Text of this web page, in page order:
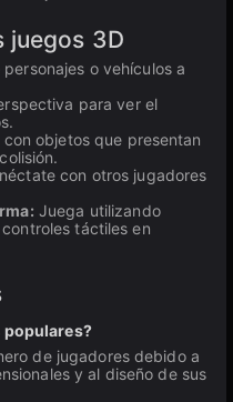
juegos 3D
personajes o vehículos a
para ver el
objetos que presentan
con otros jugadores
Juega utilizando
táctiles en
populares?
de jugadores debido a
y al diseño de sus